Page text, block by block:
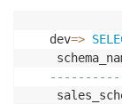
dev=>